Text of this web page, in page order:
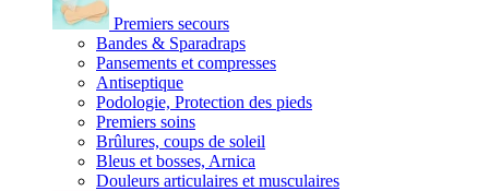
Premiers secours
Bandes & Sparadraps
Pansements et compresses
Antiseptique
Podologie, Protection des pieds
Premiers soins
Brûlures, coups de soleil
Bleus et bosses, Arnica
Douleurs articulaires et musculaires